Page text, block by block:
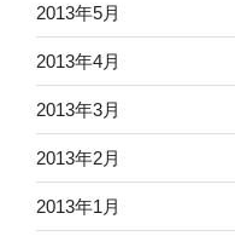
2013年5月
2013年4月
2013年3月
2013年2月
2013年1月